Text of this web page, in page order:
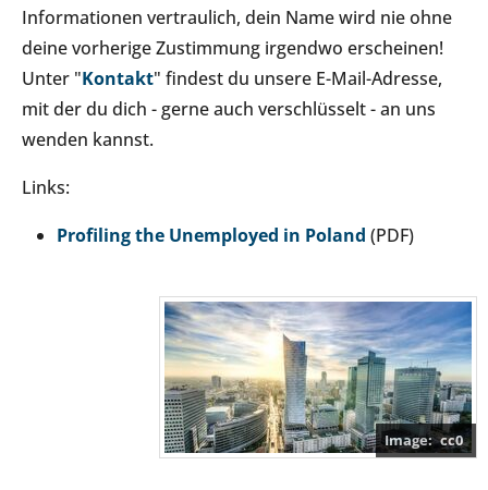
Informationen vertraulich, dein Name wird nie ohne
deine vorherige Zustimmung irgendwo erscheinen!
Unter "Kontakt" findest du unsere E-Mail-Adresse,
mit der du dich - gerne auch verschlüsselt - an uns
wenden kannst.
Links:
Profiling the Unemployed in Poland (PDF)
cc0